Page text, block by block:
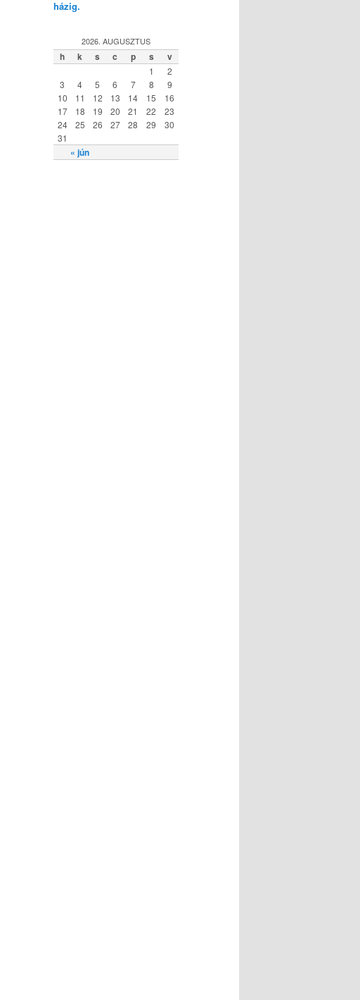
házig.
2026. AUGUSZTUS
h k s c p s v
« jún
1
2
3
4 5 6 7 8
9
10
11 12 13 14 15
16
17
18 19 20 21 22
23
24
25 26 27 28 29
30
31